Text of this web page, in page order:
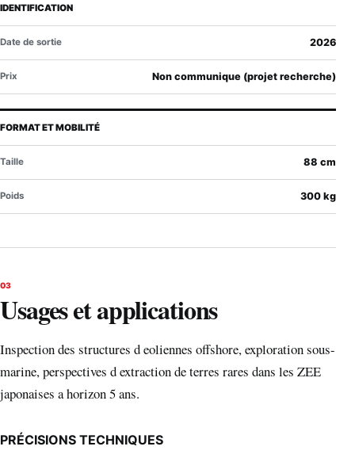
IDENTIFICATION
Date de sortie 2026
Prix Non communique (projet recherche)
FORMAT ET MOBILITÉ
Taille 88 cm
Poids 300 kg
03
Usages et applications
Inspection des structures d eoliennes offshore, exploration sous-
marine, perspectives d extraction de terres rares dans les ZEE
japonaises a horizon 5 ans.
PRÉCISIONS TECHNIQUES